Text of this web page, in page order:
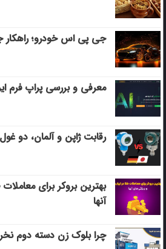
جی پی اس خودرو؛ راهکار
معرفی و بررسی پراپ فرم
رقابت ژاپن و آلمان، دو
بهترین بروکر برای
آنها
چرا بلوک زن دسته دوم